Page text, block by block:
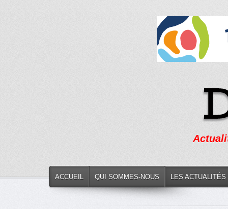
ACCUEIL QUI SOMMES-NOUS LES ACTUALITÉS